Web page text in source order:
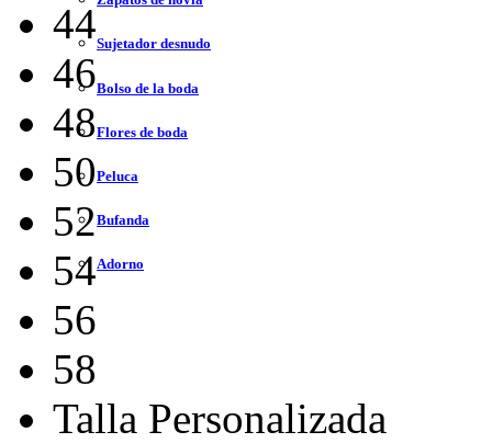
Sujetador desnudo
Bolso de la boda
Flores de boda
Peluca
Bufanda
Adorno
44
46
48
50
52
54
56
58
Talla Personalizada